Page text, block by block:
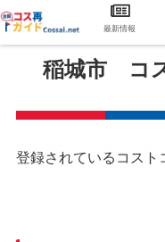
稲城市 コ
登録されているコスト
最新情報